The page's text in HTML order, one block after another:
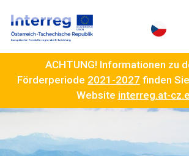
ACHTUNG! Informationen zu
Förderperiode 2021-2027 finden
Website interreg.at-